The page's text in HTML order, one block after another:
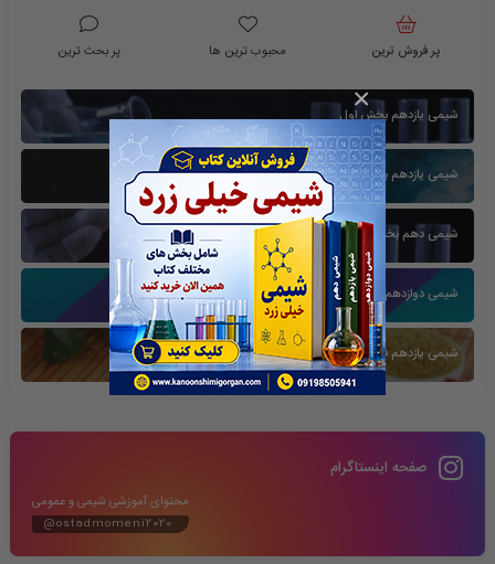
×
پر فروش ترین محبوب ترین ها پر بحث ترین
شیمی یازدهم بخش اول
شیمی یازدهم بخش سوم
شیمی دهم بخش اول
شیمی دوازدهم بخش سوم
شیمی یازدهم فصل دوم
صفحه اینستاگرام
محتوای آموزشی شیمی و عمومی
@ostadmomeni2020